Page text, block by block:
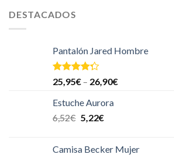
DESTACADOS
Pantalón Jared Hombre
Valorado
en
de 5
25,95€ – 26,90€
Estuche Aurora
6,52€ 5,22€
Camisa Becker Mujer